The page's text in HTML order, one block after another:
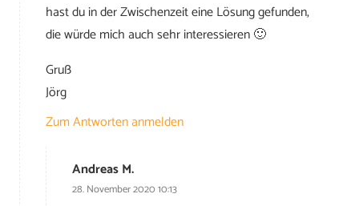
hast du in der Zwischenzeit eine Lösung gefunden,
die würde mich auch sehr interessieren 🙂
Gruß
Jörg
Zum Antworten anmelden
Andreas M.
28. November 2020 10:13